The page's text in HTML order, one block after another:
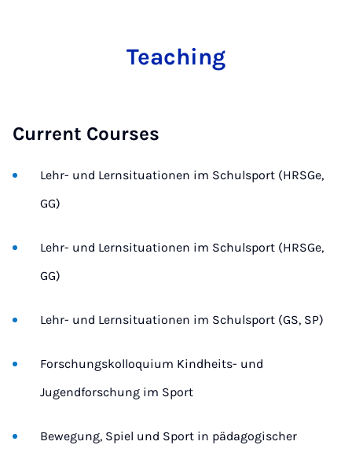
Teaching
Current Courses
Lehr- und Lernsituationen im Schulsport (HRSGe,
GG)
Lehr- und Lernsituationen im Schulsport (HRSGe,
GG)
Lehr- und Lernsituationen im Schulsport (GS, SP)
Forschungskolloquium Kindheits- und
Jugendforschung im Sport
Bewegung, Spiel und Sport in pädagogischer